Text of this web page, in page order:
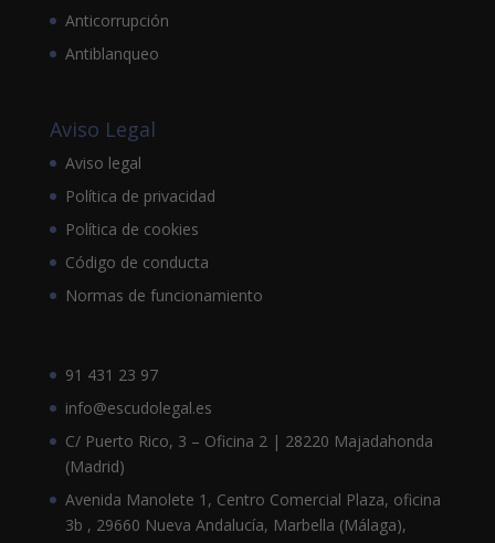
Anticorrupción
Antiblanqueo
Aviso Legal
Aviso legal
Política de privacidad
Política de cookies
Código de conducta
Normas de funcionamiento
91 431 23 97
info@escudolegal.es
C/ Puerto Rico, 3 – Oficina 2 | 28220 Majadahonda
(Madrid)
Avenida Manolete 1, Centro Comercial Plaza, oficina
3b , 29660 Nueva Andalucía, Marbella (Málaga),